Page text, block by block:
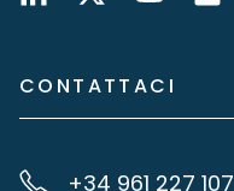
CONTATTACI
+34 961 227 107